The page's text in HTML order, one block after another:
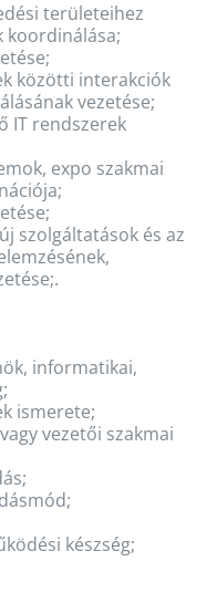
területeihez
koordinálása;
közötti interakciók
vezetése;
IT rendszerek
expo szakmai
szolgáltatások és az
informatikai,
ismerete;
vezetői szakmai
készség;